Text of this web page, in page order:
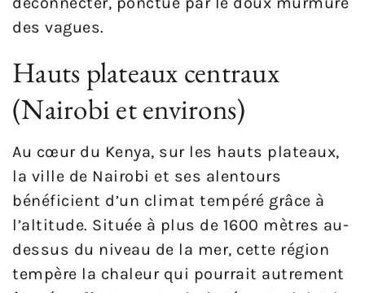
des vagues.
Hauts plateaux centraux
(Nairobi et environs)
Au cœur du Kenya, sur les hauts plateaux,
la ville de Nairobi et ses alentours
bénéficient d’un climat tempéré grâce à
l’altitude. Située à plus de 1600 mètres au-
dessus du niveau de la mer, cette région
tempère la chaleur qui pourrait autrement